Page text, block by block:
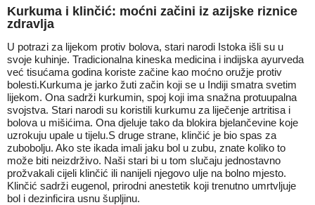
Kurkuma i klinčić: moćni začini iz azijske riznice
zdravlja
U potrazi za lijekom protiv bolova, stari narodi Istoka išli su u
svoje kuhinje. Tradicionalna kineska medicina i indijska ayurveda
već tisućama godina koriste začine kao moćno oružje protiv
bolesti.Kurkuma je jarko žuti začin koji se u Indiji smatra svetim
lijekom. Ona sadrži kurkumin, spoj koji ima snažna protuupalna
svojstva. Stari narodi su koristili kurkumu za liječenje artritisa i
bolova u mišićima. Ona djeluje tako da blokira bjelančevine koje
uzrokuju upale u tijelu.S druge strane, klinčić je bio spas za
zubobolju. Ako ste ikada imali jaku bol u zubu, znate koliko to
može biti neizdrživo. Naši stari bi u tom slučaju jednostavno
prožvakali cijeli klinčić ili nanijeli njegovo ulje na bolno mjesto.
Klinčić sadrži eugenol, prirodni anestetik koji trenutno umrtvljuje
bol i dezinficira usnu šupljinu.